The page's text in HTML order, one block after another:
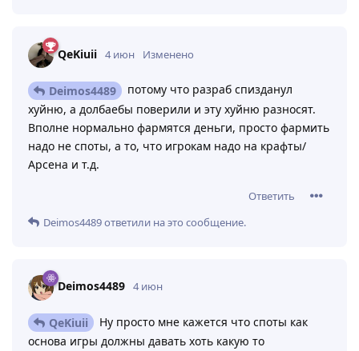
QeKiuii 4 июн Изменено
Deimos4489
потому что разраб спизданул
хуйню, а долбаебы поверили и эту хуйню разносят.
Вполне нормально фармятся деньги, просто фармить
надо не споты, а то, что игрокам надо на крафты/
Арсена и т.д.
Ответить
Deimos4489ответили на это сообщение.
Deimos4489 4 июн
QeKiuii
Ну просто мне кажется что споты как
основа игры должны давать хоть какую то